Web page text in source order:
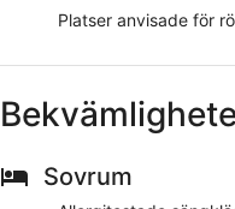
Platser anvisade för
Sovrum